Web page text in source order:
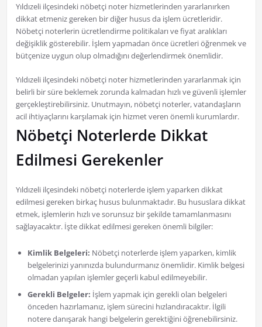
Yıldızeli ilçesindeki nöbetçi noter hizmetlerinden yararlanırken
dikkat etmeniz gereken bir diğer husus da işlem ücretleridir.
Nöbetçi noterlerin ücretlendirme politikaları ve fiyat aralıkları
değişiklik gösterebilir. İşlem yapmadan önce ücretleri öğrenmek ve
bütçenize uygun olup olmadığını değerlendirmek önemlidir.
Yıldızeli ilçesindeki nöbetçi noter hizmetlerinden yararlanmak için
belirli bir süre beklemek zorunda kalmadan hızlı ve güvenli işlemler
gerçekleştirebilirsiniz. Unutmayın, nöbetçi noterler, vatandaşların
acil ihtiyaçlarını karşılamak için hizmet veren önemli kurumlardır.
Nöbetçi Noterlerde Dikkat
Edilmesi Gerekenler
Yıldızeli ilçesindeki nöbetçi noterlerde işlem yaparken dikkat
edilmesi gereken birkaç husus bulunmaktadır. Bu hususlara dikkat
etmek, işlemlerin hızlı ve sorunsuz bir şekilde tamamlanmasını
sağlayacaktır. İşte dikkat edilmesi gereken önemli bilgiler:
Kimlik Belgeleri: Nöbetçi noterlerde işlem yaparken, kimlik
belgelerinizi yanınızda bulundurmanız önemlidir. Kimlik belgesi
olmadan yapılan işlemler geçerli kabul edilmeyebilir.
Gerekli Belgeler: İşlem yapmak için gerekli olan belgeleri
önceden hazırlamanız, işlem sürecini hızlandıracaktır. İlgili
notere danışarak hangi belgelerin gerektiğini öğrenebilirsiniz.